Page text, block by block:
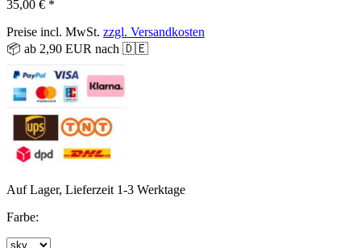
35,00 € *
Preise incl. MwSt. zzgl. Versandkosten
📦 ab 2,90 EUR nach 🇩🇪
Auf Lager, Lieferzeit 1-3 Werktage
Farbe: